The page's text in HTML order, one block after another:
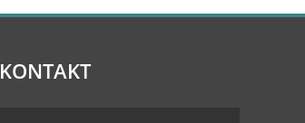
KONTAKT